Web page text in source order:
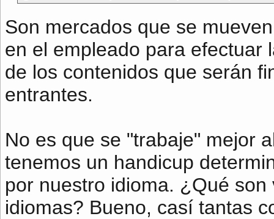
Son mercados que se
en el empleado para efectuar
de los contenidos que serán
entrantes.
No es que se "trabaje" mejor
tenemos un handicup
por nuestro idioma. ¿Qué
idiomas? Bueno, casí tantas